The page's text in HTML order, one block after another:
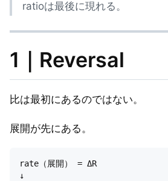
ratioは最後に現れる。
1｜Reversal
比は最初にあるのではない。
展開が先にある。
rate（展開） = ΔR
↓